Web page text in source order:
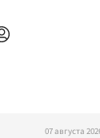
07 августа